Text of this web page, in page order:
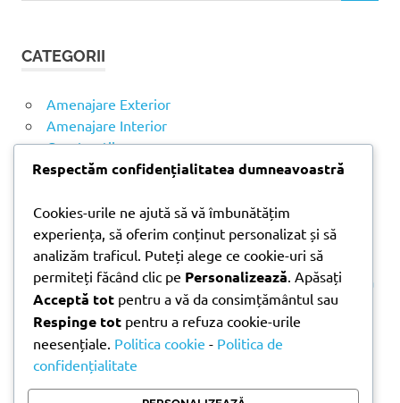
ă
u
p
ă
CATEGORII
Amenajare Exterior
Amenajare Interior
Construcții
Noutăți
ARTICOLE RECENTE
Parchet laminat sau SPC? Diferențele care contează
Materiale pentru zidărie – avantajele fiecărei soluții
și când se folosesc
Ghid practic pentru alegerea vopselei lavabile
pentru fiecare încăpere
Produse indispensabile pentru lucrările de
Respectăm confidențialitatea dumneavoastră
Cookies-urile ne ajută să vă îmbunătățim
experiența, să oferim conținut personalizat și să
analizăm traficul. Puteți alege ce cookie-uri să
permiteți făcând clic pe Personalizează . Apăsați
Acceptă tot pentru a vă da consimțământul sau
Respinge tot pentru a refuza cookie-urile
neesențiale. Politica cookie - Politica de
confidențialitate